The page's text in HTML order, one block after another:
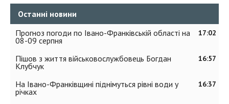
Останні новини
17:02
Прогноз погоди по Івано-Франківській області на
08-09 серпня
16:57
Пішов з життя військовослужбовець Богдан
Клубчук
16:37
На Івано-Франківщині піднімуться рівні води у
річках